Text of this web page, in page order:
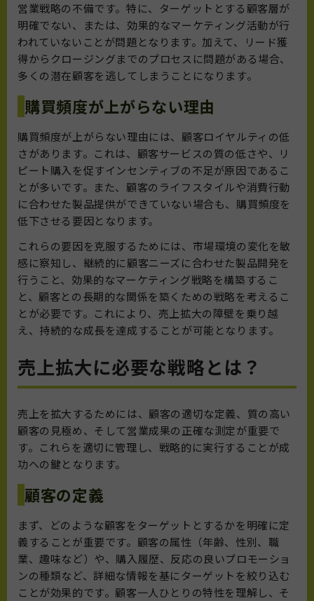
営業戦略の不備です。特に、ターゲットとする顧客層が
明確でない、または、効果的なマーケティング活動が行
われていないことが問題となります。加えて、リード獲
得からクロージングまでのプロセスに問題がある場合、
多くの潜在顧客を逃してしまうことになります。
購買頻度が上がらない理由
購買頻度が上がらない理由には、顧客ロイヤルティの低
さがあります。これは、顧客サービスの質の低さや、リ
ピート購入を促すインセンティブの不足が原因であるこ
とが多いです。また、顧客のライフスタイルや消費行動
に合わせた製品提供ができていない場合も、購買頻度を
低下させる要因となります。
これらの要因を克服するためには、市場環境の変化を敏
感に察知し、継続的に顧客ニーズに合わせた製品開発を
行うこと、効果的なマーケティング戦略を構築するこ
と、顧客との長期的な関係を築くための戦略を考えるこ
とが必要です。これにより、売上拡大の障壁を乗り越
え、持続的な成長を達成することが可能となります。
売上拡大に必要な戦略とは？
売上を拡大するためには、顧客の適切な定義、質の高い
顧客の見極め、そして営業成果の正確な測定が重要で
す。これらを適切に管理し、戦略的に実行することが成
功への鍵となります。
顧客の定義
まず、どのような顧客をターゲットとするかを明確に定
義することが重要です。顧客の属性（年齢、性別、職
業、趣味など）や、購入履歴、反応の良いプロモーショ
ンの種類など、詳細な情報を基にターゲットを絞り込む
ことが効果的です。顧客一人ひとりの特性を理解し、そ